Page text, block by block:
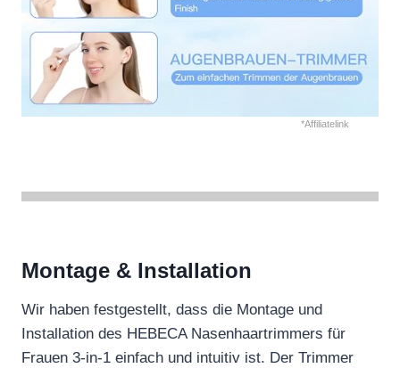
*Affiliatelink
Montage & Installation
Wir haben festgestellt, dass die Montage und
Installation des HEBECA Nasenhaartrimmers für
Frauen 3-in-1 einfach und intuitiv ist. Der Trimmer